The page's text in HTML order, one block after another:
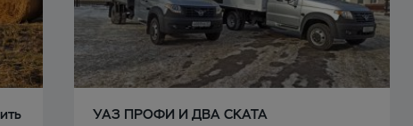
УАЗ ПРОФИ И ДВА СКАТА